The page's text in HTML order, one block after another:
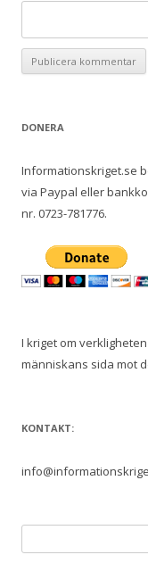
DONERA
Informationskriget.se
via Paypal eller
nr. 0723-781776.
I kriget om
människans sida mot
KONTAKT:
efter: